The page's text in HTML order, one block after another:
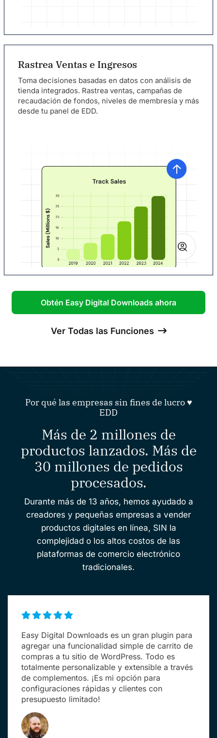
Rastrea Ventas e Ingresos
Toma decisiones basadas en datos con análisis de
tienda integrados. Rastrea ventas, campañas de
recaudación de fondos, niveles de membresía y más
desde tu panel de EDD.
Obtén Easy Digital Downloads ahora
Ver Todas las Funciones
Por qué las empresas sin fines de lucro ♥️
EDD
Más de 2 millones de
productos lanzados. Más de
30 millones de pedidos
procesados.
Durante más de 13 años, hemos ayudado a
creadores y pequeñas empresas a vender
productos digitales en línea, SIN la
complejidad o los altos costos de las
plataformas de comercio electrónico
tradicionales.
Easy Digital Downloads es un gran plugin para
agregar una funcionalidad simple de carrito de
compras a tu sitio de WordPress. Todo es
totalmente personalizable y extensible a través
de complementos. ¡Es mi opción para
configuraciones rápidas y clientes con
presupuesto limitado!